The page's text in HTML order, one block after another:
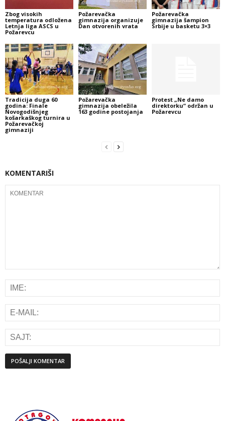
Zbog visokih
temperatura odložena
Letnja liga ASCS u
Požarevcu
Požarevačka
gimnazija organizuje
Dan otvorenih vrata
Požarevačka
gimnazija šampion
Srbije u basketu 3×3
Tradicija duga 60
godina: Finale
Novogodišnjeg
košarkaškog turnira u
Požarevačkoj
gimnaziji
Požarevačka
gimnazija obeležila
163 godine postojanja
Protest „Ne damo
direktorku“ održan u
Požarevcu
KOMENTARIŠI